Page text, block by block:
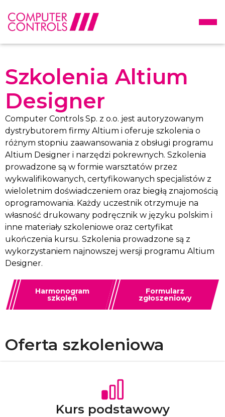
Szkolenia Altium
Designer
Computer Controls Sp. z o.o. jest autoryzowanym
dystrybutorem firmy Altium i oferuje szkolenia o
różnym stopniu zaawansowania z obsługi programu
Altium Designer i narzędzi pokrewnych. Szkolenia
prowadzone są w formie warsztatów przez
wykwalifikowanych, certyfikowanych specjalistów z
wieloletnim doświadczeniem oraz biegłą znajomością
oprogramowania. Każdy uczestnik otrzymuje na
własność drukowany podręcznik w języku polskim i
inne materiały szkoleniowe oraz certyfikat
ukończenia kursu. Szkolenia prowadzone są z
wykorzystaniem najnowszej wersji programu Altium
Designer.
Harmonogram
szkoleń
Formularz
zgłoszeniowy
Oferta szkoleniowa
Kurs podstawowy